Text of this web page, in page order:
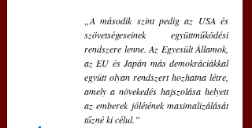
„A második szint pedig az USA és
szövetségeseinek együttműködési
rendszere lenne. Az Egyesült Államok,
az EU és Japán más demokráciákkal
együtt olyan rendszert hozhatna létre,
amely a növekedés hajszolása helyett
az emberek jólétének maximalizálását
tűzné ki célul.”